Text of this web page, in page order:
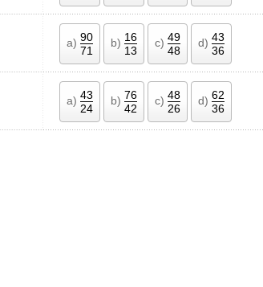
a) 90
71
b) 16
13
c) 49
48
d) 43
36
a) 43
24
b) 76
42
c) 48
26
d) 62
36